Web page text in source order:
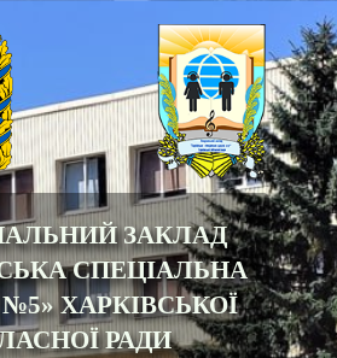
ЗАКЛАД
СПЕЦІАЛЬНА
ХАРКІВСЬКОЇ
РАДИ